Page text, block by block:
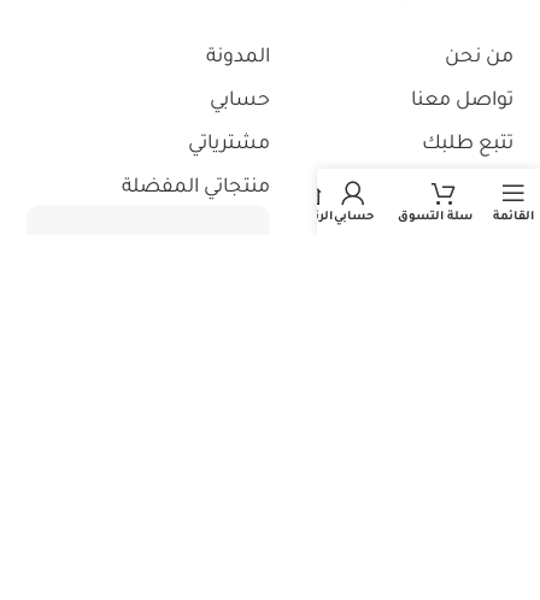
من نحن
تواصل معنا
تتبع طلبك
استثمر معنا
المدونة
حسابي
مشترياتي
منتجاتي المفضلة
القائمة سلة التسوق حسابيالرئيسية